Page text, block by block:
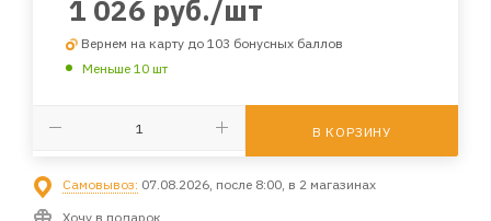
1 026 руб./шт
Вернем на карту до 103 бонусных баллов
Меньше 10 шт
В КОРЗИНУ
Самовывоз: 07.08.2026, после 8:00, в 2 магазинах
Хочу в подарок